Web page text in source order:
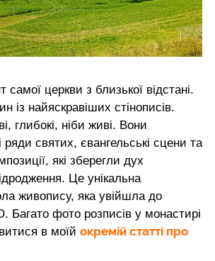
церкви з близької відстані.
із найяскравіших стінописів.
глибокі, ніби живі. Вони
ряди святих, євангельські сцени та
які зберегли дух
Це унікальна
живопису, яка увійшла до
фото розписів у монастирі
в моїй окремій статті про